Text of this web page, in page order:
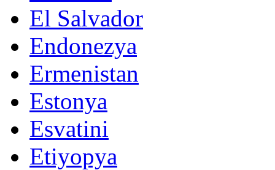
El Salvador
Endonezya
Ermenistan
Estonya
Esvatini
Etiyopya